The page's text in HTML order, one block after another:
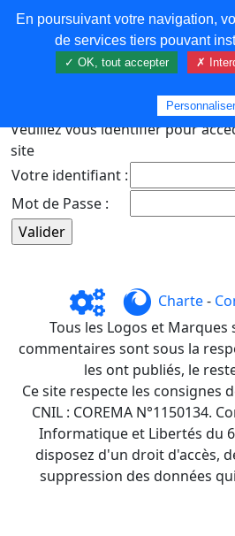
COREMA
Veuillez vous identifier pour
site
Votre identifiant :
Mot de Passe :
Charte-
Tous les Logos et Marques
commentaires sont sous la
les ont publiés, le
Ce site respecte les consignes
CNIL : COREMA N°1150134.
Informatique et Libertés du
disposez d'un droit d'accès,
suppression des données
En poursuivant votre navigation,
de services tiers pouvant
✓ OK, tout accepter ✗
Personnaliser